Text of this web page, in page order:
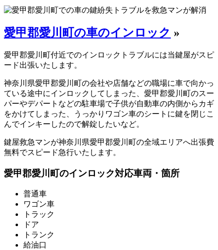
愛甲郡愛川町の車のインロック »
愛甲郡愛川町付近でのインロックトラブルには当鍵屋がスピ
ード出張いたします。
神奈川県愛甲郡愛川町の会社や店舗などの職場に車で向かっ
ている途中にインロックしてしまった、愛甲郡愛川町のスー
パーやデパートなどの駐車場で子供が自動車の内側からカギ
をかけてしまった、うっかりワゴン車のシートに鍵を閉じこ
んでインキーしたので解錠したいなど。
鍵屋救急マンが神奈川県愛甲郡愛川町の全域エリアへ出張費
無料でスピード急行いたします。
愛甲郡愛川町のインロック対応車両・箇所
普通車
ワゴン車
トラック
ドア
トランク
給油口